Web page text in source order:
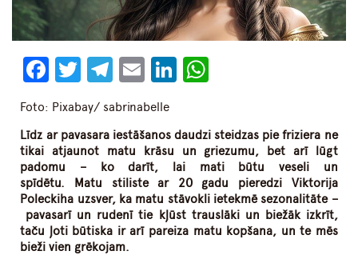
Facebook
Twitter
Telegram
EmailLinkedIn
Foto: Pixabay/ sabrinabelle
Līdz ar pavasara iestāšanos daudzi steidzas pie friziera ne
tikai atjaunot matu krāsu un griezumu, bet arī lūgt
padomu – ko darīt, lai mati būtu veseli un
spīdētu. Matu stiliste ar 20 gadu pieredzi Viktorija
Poleckiha uzsver, ka matu stāvokli ietekmē sezonalitāte –
pavasarī un rudenī tie kļūst trauslāki un biežāk izkrīt,
taču ļoti būtiska ir arī pareiza matu kopšana, un te mēs
bieži vien grēkojam.